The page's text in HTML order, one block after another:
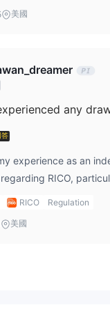
；
台，還有一個額外的
、Instagram
to a variety of
options, futures
liquidity provider
other investment
CRIs, CRAs, and
among forex
these nuances, RICO’s strength lies in
美國
答
experience as an
RICO,
support. The
be understated.
RICO Regulation
美國